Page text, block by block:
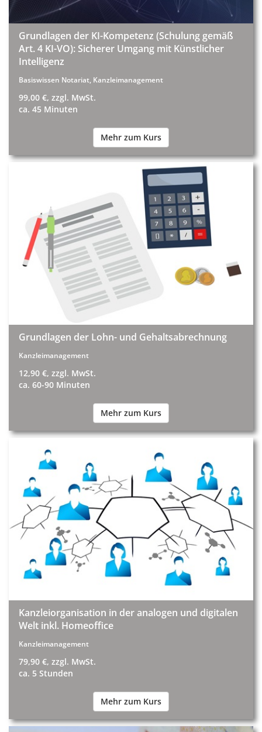
Grundlagen der KI-Kompetenz (Schulung gemäß
Art. 4 KI-VO): Sicherer Umgang mit Künstlicher
Intelligenz
Basiswissen Notariat, Kanzleimanagement
99,00 €, zzgl. MwSt.
ca. 45 Minuten
Mehr zum Kurs
Grundlagen der Lohn- und Gehaltsabrechnung
Kanzleimanagement
12,90 €, zzgl. MwSt.
ca. 60-90 Minuten
Mehr zum Kurs
Kanzleiorganisation in der analogen und digitalen
Welt inkl. Homeoffice
Kanzleimanagement
79,90 €, zzgl. MwSt.
ca. 5 Stunden
Mehr zum Kurs